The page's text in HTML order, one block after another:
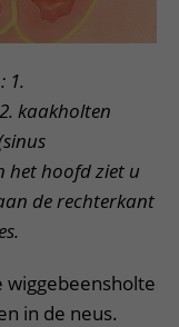
1.
kaakholten
het hoofd ziet u
de rechterkant
wiggebeensholte
in de neus.